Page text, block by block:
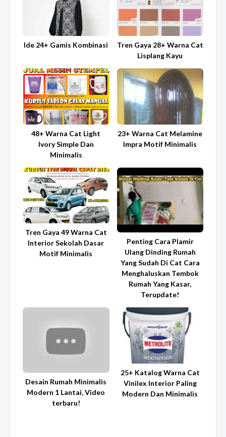
Ide 24+ Gamis Kombinasi
Tren Gaya 28+ Warna Cat
Lisplang Kayu
48+ Warna Cat Light
Ivory Simple Dan
Minimalis
23+ Warna Cat Melamine
Impra Motif Minimalis
Tren Gaya 49 Warna Cat
Interior Sekolah Dasar
Motif Minimalis
Penting Cara Plamir
Ulang Dinding Rumah
Yang Sudah Di Cat Cara
Menghaluskan Tembok
Rumah Yang Kasar,
Terupdate!
Desain Rumah Minimalis
Modern 1 Lantai, Video
terbaru!
25+ Katalog Warna Cat
Vinilex Interior Paling
Modern Dan Minimalis